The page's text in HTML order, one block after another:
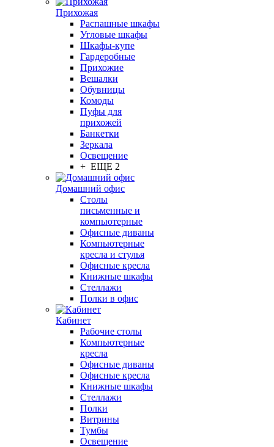
Прихожая
Распашные шкафы
Угловые шкафы
Шкафы-купе
Гардеробные
Прихожие
Вешалки
Обувницы
Комоды
Пуфы для
прихожей
Банкетки
Зеркала
Освещение
+ ЕЩЕ 2
Домашний офис
Столы
письменные и
компьютерные
Офисные диваны
Компьютерные
кресла и стулья
Офисные кресла
Книжные шкафы
Стеллажи
Полки в офис
Кабинет
Рабочие столы
Компьютерные
кресла
Офисные диваны
Офисные кресла
Книжные шкафы
Стеллажи
Полки
Витрины
Тумбы
Освещение